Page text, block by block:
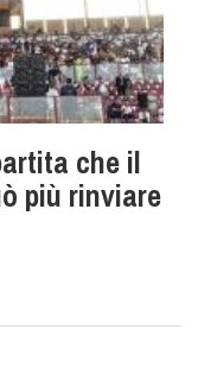
che il
più rinviare